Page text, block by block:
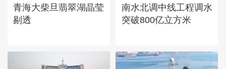
青海大柴旦翡翠湖晶莹
剔透
南水北调中线工程调水
突破800亿立方米